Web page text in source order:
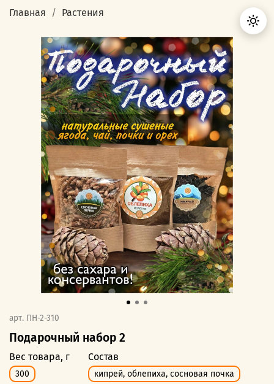
Главная Растения
арт. ПН-2-310
Подарочный набор 2
Вес товара, г
300
Состав
кипрей, облепиха, сосновая почка